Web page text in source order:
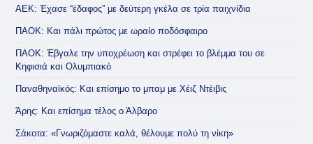
ΑΕΚ: Έχασε “έδαφος” με δεύτερη γκέλα σε τρία παιχνίδια
ΠΑΟΚ: Και πάλι πρώτος με ωραίο ποδόσφαιρο
ΠΑΟΚ: Έβγαλε την υποχρέωση και στρέφει το βλέμμα του σε
Κηφισιά και Ολυμπιακό
Παναθηναϊκός: Και επίσημο το μπαμ με Χέιζ Ντέιβις
Άρης: Και επίσημα τέλος ο Άλβαρο
Σάκοτα: «Γνωριζόμαστε καλά, θέλουμε πολύ τη νίκη»